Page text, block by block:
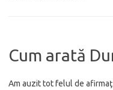
Cum arată
Am auzit tot felul de